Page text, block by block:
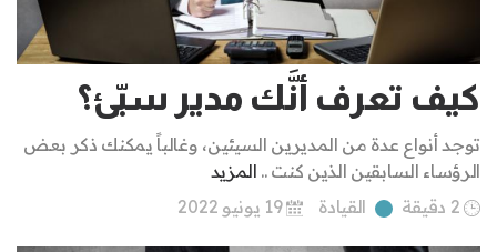
كيف تعرف أنَّك مدير سيّئ؟
توجد أنواع عدة من المديرين السيئين، وغالباً يمكنك ذكر بعض
الرؤساء السابقين الذين كنت .. المزيد
2 دقيقة
القيادة 19 يونيو 2022